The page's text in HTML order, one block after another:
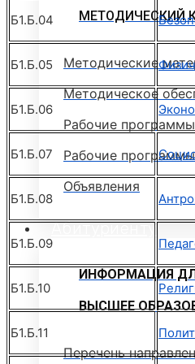
МЕТОДИЧЕСКИЙ
Методические
Методическое
Рабочие программы
Рабочие
Объявления
Абитуриенту
ИНФОРМАЦИЯ
ВЫСШЕЕ
Перечень
Б1.Б.04
Б1.Б.05
Б1.Б.06
Б1.Б.07
Б1.Б.08
Б1.Б.09
Б1.Б.10
Б1.Б.11